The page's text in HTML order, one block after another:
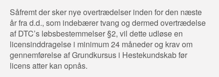
Såfremt der sker nye overtrædelser inden for den næste
år fra d.d., som indebærer tvang og dermed overtrædelse
af DTC’s løbsbestemmelser §2, vil dette udløse en
licensinddragelse i minimum 24 måneder og krav om
gennemførelse af Grundkursus i Hestekundskab før
licens atter kan opnås.